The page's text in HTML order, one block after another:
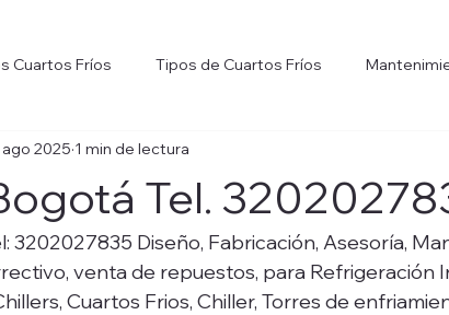
Cuartos Fríos Tipos de Cuartos Fríos
Sistemas de Refrigeración Industria
Tipos de Chillers Aplicaciones de Chillers
Tel.
2025 1 min de lectura
3202027835 Diseño, Fabricación, Asesoría,
venta de repuestos, para Refrigeración
Cuartos Frios, Chiller, Torres de